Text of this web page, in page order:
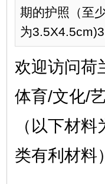
期的护照（至
为
欢迎访问荷
体育/文化/
（以下材
类有利材料）